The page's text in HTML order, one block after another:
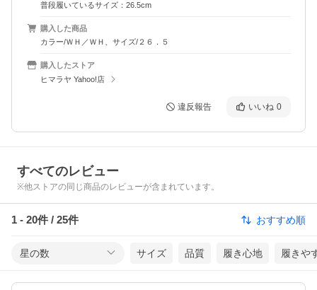
普段履いているサイズ：26.5cm
購入した商品
カラー/ＷＨ／ＷＨ、サイズ/２６．５
購入したストア
ヒマラヤ Yahoo!店
違反報告 いいね 0
すべてのレビュー
※他ストアの同じ商品のレビューが含まれています。
1 - 20件 / 25件 おすすめ順
星の数 サイズ 品質 履き心地 履きや